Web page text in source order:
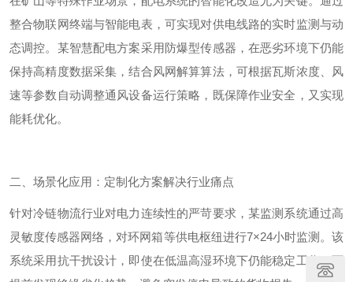
整合物联网终端与智能电表，可实现对供电线路的实时监测与动
态调控。某智慧配电方案采用防爆型传感器，在恶劣环境下仍能
保持高精度数据采集，结合风网解算算法，可根据瓦斯浓度、风
速等参数自动调整通风设备运行策略，既保障作业安全，又实现
能耗优化。
二、场景化应用：定制化方案解决行业痛点
针对冷链物流行业对电力连续性的严苛要求，某监测系统通过高
灵敏度传感器网络，对环网箱等供电枢纽进行7×24小时监测。该
系统采用抗干扰设计，即使在低温高湿环境下仍能稳定工作，可